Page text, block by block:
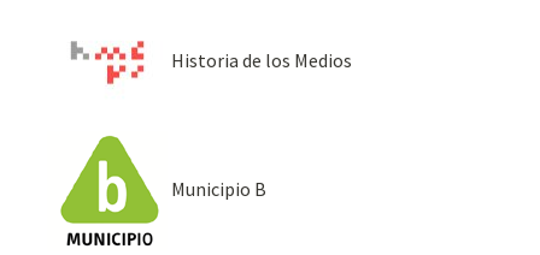
Historia de los Medios
Municipio B